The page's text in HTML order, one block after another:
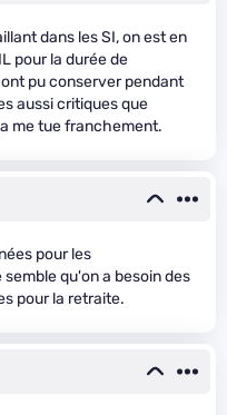
dans les SI, on est en
pour la durée de
pu conserver pendant
aussi critiques que
me tue franchement.
pour les
qu'on a besoin des
pour la retraite.